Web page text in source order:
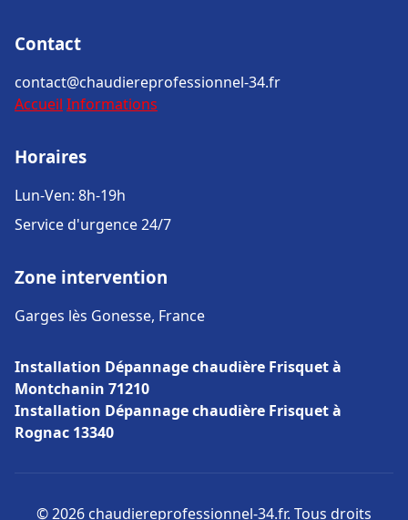
Contact
contact@chaudiereprofessionnel-34.fr
Accueil Informations
Horaires
Lun-Ven: 8h-19h
Service d'urgence 24/7
Zone intervention
Garges lès Gonesse, France
Installation Dépannage chaudière Frisquet à
Montchanin 71210
Installation Dépannage chaudière Frisquet à
Rognac 13340
© 2026 chaudiereprofessionnel-34.fr. Tous droits